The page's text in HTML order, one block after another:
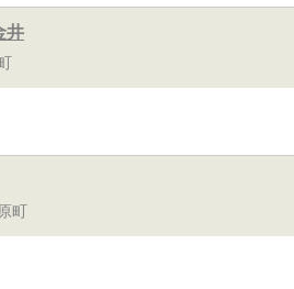
井
町